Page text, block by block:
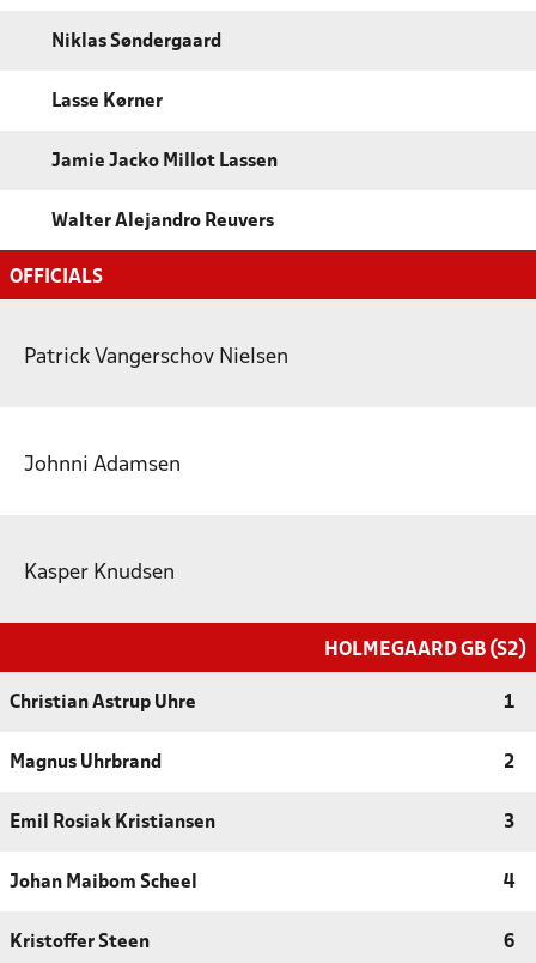
Niklas Søndergaard
Lasse Kørner
Jamie Jacko Millot Lassen
Walter Alejandro Reuvers
OFFICIALS
Patrick Vangerschov Nielsen
Johnni Adamsen
Kasper Knudsen
HOLMEGAARD GB (S2)
Christian Astrup Uhre 1
Magnus Uhrbrand 2
Emil Rosiak Kristiansen 3
Johan Maibom Scheel 4
Kristoffer Steen 6